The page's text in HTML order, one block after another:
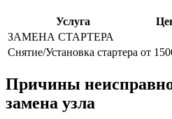
Услуга
ЗАМЕНА СТАРТЕРА
Снятие/Установка стартера от
Причины
замена узла